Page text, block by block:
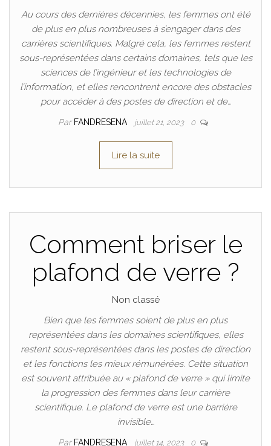
Au cours des dernières décennies, les femmes ont été
de plus en plus nombreuses à s’engager dans des
carrières scientifiques. Malgré cela, les femmes restent
sous-représentées dans certains domaines, tels que les
sciences de l’ingénieur et les technologies de
l’information, et elles rencontrent encore des obstacles
pour accéder à des postes de direction et de…
Par FANDRESENA juillet 21, 2023 0
Lire la suite
Comment briser le
plafond de verre ?
Non classé
Bien que les femmes soient de plus en plus
représentées dans les domaines scientifiques, elles
restent sous-représentées dans les postes de direction
et les fonctions les mieux rémunérées. Cette situation
est souvent attribuée au « plafond de verre » qui limite
la progression des femmes dans leur carrière
scientifique. Le plafond de verre est une barrière
invisible…
Par FANDRESENA juillet 14, 2023 0